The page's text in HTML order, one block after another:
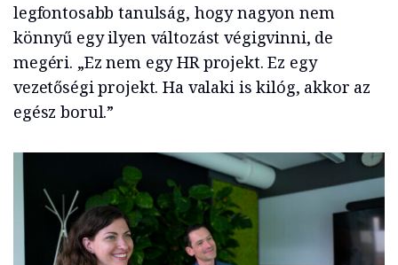
legfontosabb tanulság, hogy nagyon nem
könnyű egy ilyen változást végigvinni, de
megéri. „Ez nem egy HR projekt. Ez egy
vezetőségi projekt. Ha valaki is kilóg, akkor az
egész borul.”